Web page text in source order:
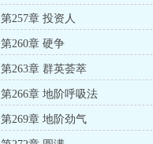
第257章 投资人
第260章 硬争
第263章 群英荟萃
第266章 地阶呼吸法
第269章 地阶劲气